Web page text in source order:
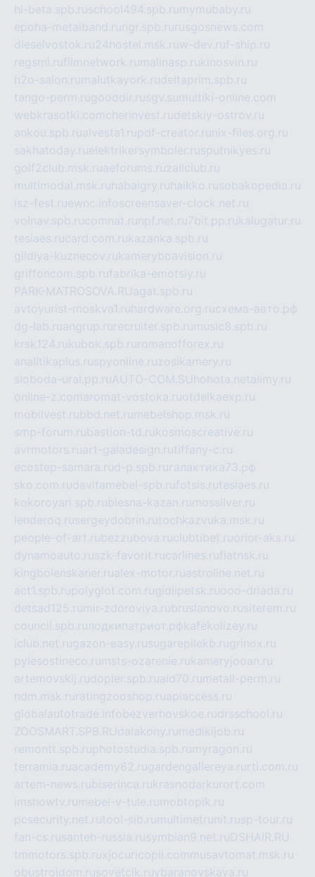
hl-beta.spb.ruschool494.spb.ru mymubaby.ru
epoha-metalband.ru ngr.spb.ru rusgosnews.com
dieselvostok.ru24hostel.msk.ruw-dev.ruf-ship.ru
regsmi.rufilmnetwork.ru malinasp.rukinosvin.ru
h2o-salon.ru malutkayork.rudeltaprim.spb.ru
tango-perm.rugooddir.rusgv.su multiki-online.com
webkrasotki.comcherinvest.rudetskiy-ostrov.ru
ankou.spb.rualvesta1.rupdf-creator.ru nix-files.org.ru
sakhatoday.ruelektrikersymboler.rusputnikyes.ru
golf2club.msk.ruaeforums.ruzallclub.ru
multimodal.msk.ru habaigry.ru haikko.rusobakopedia.ru
isz-fest.ruewnc.infoscreensaver-clock.net.ru
volnav.spb.rucomnat.ru npf.net.ru 7bit.pp.rukalugatur.ru
tesiaes.rucard.com.rukazanka.spb.ru
gildiya-kuznecov.rukameryboavision.ru
griffoncom.spb.rufabrika-emotsiy.ru
PARK-MATROSOVA.RUagat.spb.ru
avtoyurist-moskva1.ru hardware.org.ruсхема-авто.рф
dg-lab.ruangrup.ru recruiter.spb.ru music8.spb.ru
krsk124.rukubok.spb.ru romanofforex.ru
analitikaplus.ruspyonline.ruzosikamery.ru
sloboda-ural.pp.ruAUTO-COM.SU hohota.net alimy.ru
online-z.comaromat-vostoka.ruotdelkaexp.ru
mobilvest.rubbd.net.ru mebelshop.msk.ru
smp-forum.rubastion-td.rukosmoscreative.ru
avrmotors.ruart-galadesign.rutiffany-c.ru
ecostep-samara.rud-p.spb.ru галактика73.рф
sko.com.rudavitamebel-spb.rufotsis.rutesiaes.ru
kokoroyari.spb.rublesna-kazan.ru mossilver.ru
lenderoq.rusergeydobrin.rutochkazvuka.msk.ru
people-of-art.rubezzubova.ruclubtibet.ruorior-aks.ru
dynamoauto.ruszk-favorit.rucarlines.ruflatnsk.ru
kingbolenskaner.rualex-motor.ruastroline.net.ru
act1.spb.rupolyglot.com.rugidlipetsk.ruooo-driada.ru
detsad125.ru mir-zdoroviya.rubruslanovo.rusiterem.ru
council.spb.ruлодкипатриот.рфkafekolizey.ru
iclub.net.rugazon-easy.rusugarepilekb.rugrinox.ru
pylesostineco.ru msts-ozarenie.rukameryjooan.ru
artemovskij.rudopler.spb.ruaid70.ru metall-perm.ru
ndm.msk.ru ratingzooshop.ruapiaccess.ru
globalautotrade.info bezverhovskoe.rudrsschool.ru
ZOOSMART.SPB.RUdalakony.ru medikijob.ru
remontt.spb.ruphotostudia.spb.ru myragon.ru
terramia.ruacademy62.rugardengallereya.ru rti.com.ru
artem-news.rubiserinca.rukrasnodarkurort.com
imshowtv.ru mebel-v-tule.ru mobtopik.ru
pcsecurity.net.rutool-sib.ru multimetrunit.rusp-tour.ru
fan-cs.rusanteh-russia.rusymbian9.net.ruDSHAIR.RU
tmmotors.spb.ruxjocuricopii.com musavtomat.msk.ru
obustrojdom.rusovetcik.ruybaranovskaya.ru